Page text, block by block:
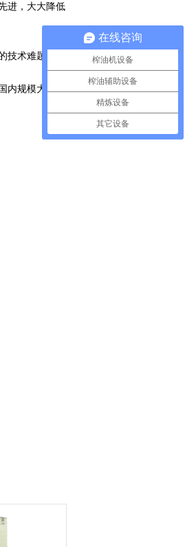
进，大大降低
术难题。
规模大、实
在线咨询
榨油机设备
榨油辅助设备
精炼设备
其它设备